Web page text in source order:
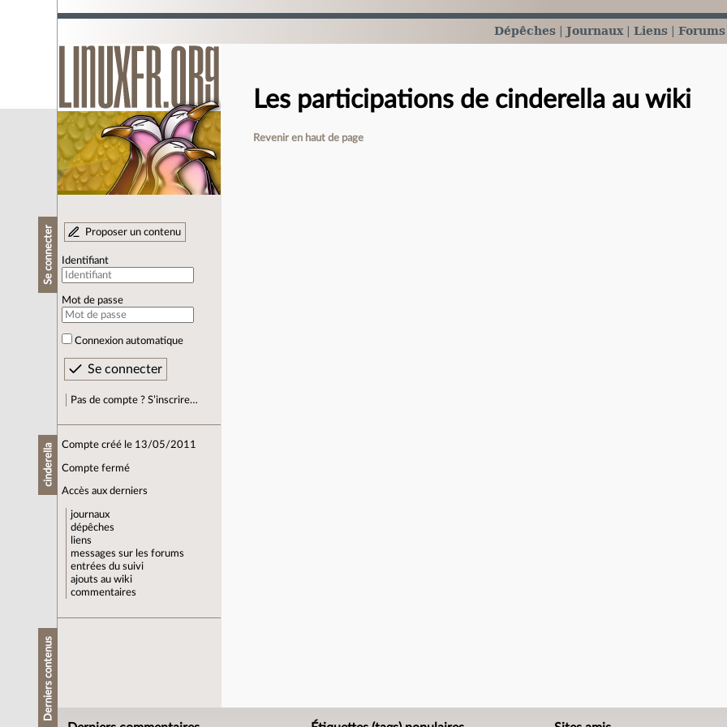
Dépêches Journaux Liens Forums
Se connecter Proposer un contenu
Identifiant
Mot de passe
Connexion automatique
Pas de compte ? S’inscrire…
cinderella Compte créé le 13/05/2011
Compte fermé
Accès aux derniers
journaux
dépêches
liens
messages sur les forums
entrées du suivi
ajouts au wiki
commentaires
Derniers contenus
Les participations de cinderella au wiki
Revenir en haut de page